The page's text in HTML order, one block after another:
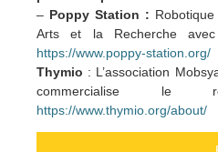
– Poppy Station :
Arts et la Recherche
https://www.poppy-station.org/
Thymio : L’association
commercialise
https://www.thymio.org/about/